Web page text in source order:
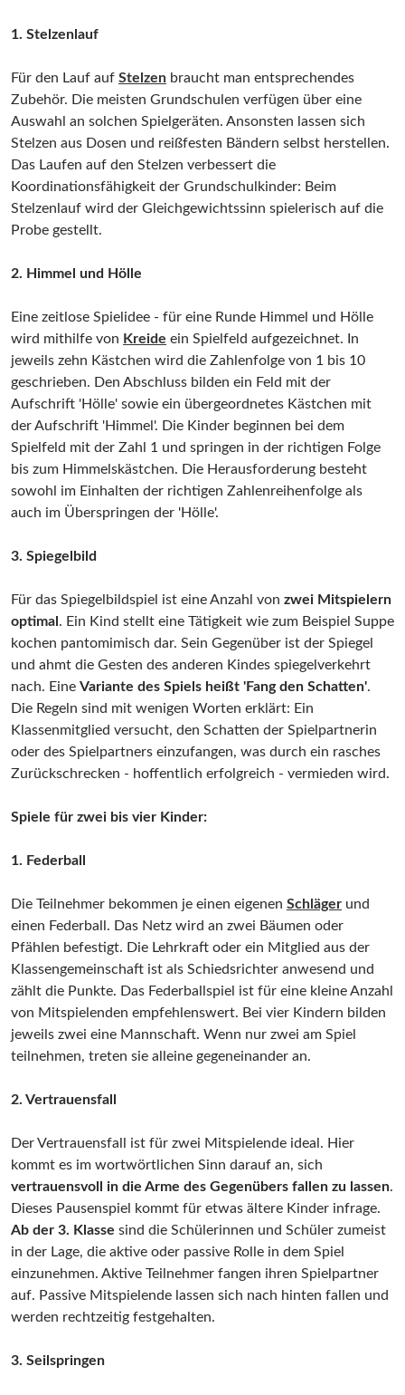
1. Stelzenlauf
Für den Lauf auf Stelzen braucht man entsprechendes
Zubehör. Die meisten Grundschulen verfügen über eine
Auswahl an solchen Spielgeräten. Ansonsten lassen sich
Stelzen aus Dosen und reißfesten Bändern selbst herstellen.
Das Laufen auf den Stelzen verbessert die
Koordinationsfähigkeit der Grundschulkinder: Beim
Stelzenlauf wird der Gleichgewichtssinn spielerisch auf die
Probe gestellt.
2. Himmel und Hölle
Eine zeitlose Spielidee - für eine Runde Himmel und Hölle
wird mithilfe von Kreide ein Spielfeld aufgezeichnet. In
jeweils zehn Kästchen wird die Zahlenfolge von 1 bis 10
geschrieben. Den Abschluss bilden ein Feld mit der
Aufschrift 'Hölle' sowie ein übergeordnetes Kästchen mit
der Aufschrift 'Himmel'. Die Kinder beginnen bei dem
Spielfeld mit der Zahl 1 und springen in der richtigen Folge
bis zum Himmelskästchen. Die Herausforderung besteht
sowohl im Einhalten der richtigen Zahlenreihenfolge als
auch im Überspringen der 'Hölle'.
3. Spiegelbild
Für das Spiegelbildspiel ist eine Anzahl von zwei Mitspielern
optimal . Ein Kind stellt eine Tätigkeit wie zum Beispiel Suppe
kochen pantomimisch dar. Sein Gegenüber ist der Spiegel
und ahmt die Gesten des anderen Kindes spiegelverkehrt
nach. Eine Variante des Spiels heißt 'Fang den Schatten'.
Die Regeln sind mit wenigen Worten erklärt: Ein
Klassenmitglied versucht, den Schatten der Spielpartnerin
oder des Spielpartners einzufangen, was durch ein rasches
Zurückschrecken - hoffentlich erfolgreich - vermieden wird.
Spiele für zwei bis vier Kinder:
1. Federball
Die Teilnehmer bekommen je einen eigenen Schläger und
einen Federball. Das Netz wird an zwei Bäumen oder
Pfählen befestigt. Die Lehrkraft oder ein Mitglied aus der
Klassengemeinschaft ist als Schiedsrichter anwesend und
zählt die Punkte. Das Federballspiel ist für eine kleine Anzahl
von Mitspielenden empfehlenswert. Bei vier Kindern bilden
jeweils zwei eine Mannschaft. Wenn nur zwei am Spiel
teilnehmen, treten sie alleine gegeneinander an.
2. Vertrauensfall
Der Vertrauensfall ist für zwei Mitspielende ideal. Hier
kommt es im wortwörtlichen Sinn darauf an, sich
vertrauensvoll in die Arme des Gegenübers fallen zu lassen.
Dieses Pausenspiel kommt für etwas ältere Kinder infrage.
Ab der 3. Klasse sind die Schülerinnen und Schüler zumeist
in der Lage, die aktive oder passive Rolle in dem Spiel
einzunehmen. Aktive Teilnehmer fangen ihren Spielpartner
auf. Passive Mitspielende lassen sich nach hinten fallen und
werden rechtzeitig festgehalten.
3. Seilspringen